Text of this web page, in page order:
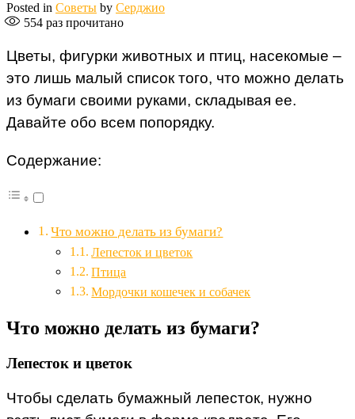
Posted in Советы by Серджио
554 раз прочитано
Цветы, фигурки животных и птиц, насекомые –
это лишь малый список того, что можно делать
из бумаги своими руками, складывая ее.
Давайте обо всем попорядку.
Содержание:
Что можно делать из бумаги?
Лепесток и цветок
Птица
Мордочки кошечек и собачек
Что можно делать из бумаги?
Лепесток и цветок
Чтобы сделать бумажный лепесток, нужно